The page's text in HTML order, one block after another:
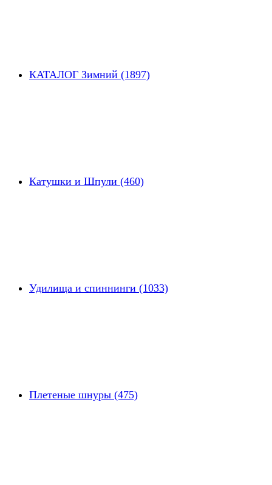
КАТАЛОГ Зимний (1897)
Катушки и Шпули (460)
Удилища и спиннинги (1033)
Плетеные шнуры (475)